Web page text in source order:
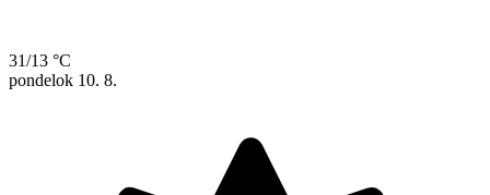
31/13 °C
pondelok 10. 8.